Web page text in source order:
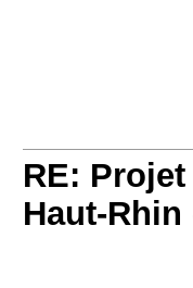
RE:
Haut-Rhin